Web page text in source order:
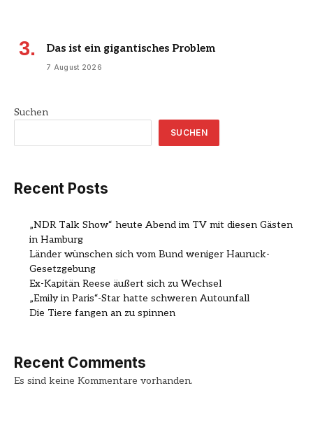
Das ist ein gigantisches Problem
7 August 2026
Suchen
SUCHEN
Recent Posts
„NDR Talk Show“ heute Abend im TV mit diesen Gästen
in Hamburg
Länder wünschen sich vom Bund weniger Hauruck-
Gesetzgebung
Ex-Kapitän Reese äußert sich zu Wechsel
„Emily in Paris“-Star hatte schweren Autounfall
Die Tiere fangen an zu spinnen
Recent Comments
Es sind keine Kommentare vorhanden.